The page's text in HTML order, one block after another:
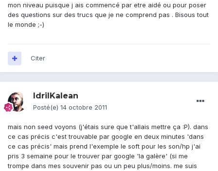
mon niveau puisque j ais commencé par etre aidé ou pour poser
des questions sur des trucs que je ne comprend pas . Bisous tout
le monde ;-)
Citer
IdrilKalean
Posté(e) 14 octobre 2011
mais non seed voyons (j'étais sure que t'allais mettre ça :P). dans
ce cas précis c'est trouvable par google en deux minutes 'dans
ce cas précis' mais prend l'exemple le soft pour les son/hp j'ai
pris 3 semaine pour le trouver par google 'la galère' (si me
trompe dans mes souvenir pas ou un peu plus/moins. me suis